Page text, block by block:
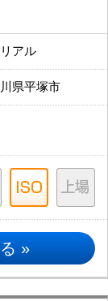
アル
県平塚市
»